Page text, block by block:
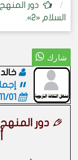
دور
السلام «2».
1441/11/
دور